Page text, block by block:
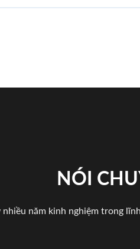
NÓI
nhiều năm kinh nghiệm trong